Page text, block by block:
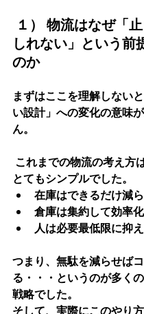
しれない」という前
のか
まずはここを理解しない
い設計」への変化の意味
ん。
これまでの物流の考え方
とてもシンプルでした。
在庫はできるだけ減
倉庫は集約して効率
人は必要最低限に抑
つまり、無駄を減らせば
る・・・というのが多く
戦略でした。